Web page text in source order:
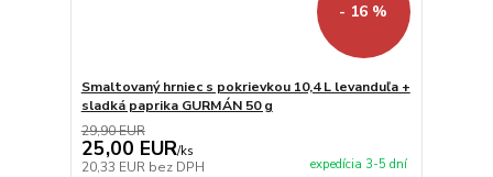
- 16 %
Smaltovaný hrniec s pokrievkou 10,4 L levanduľa +
sladká paprika GURMÁN 50 g
29,90 EUR
25,00 EUR/ks
20,33 EUR bez DPH expedícia 3-5 dní